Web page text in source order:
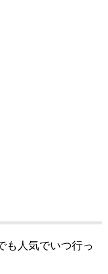
も人気でいつ行っ